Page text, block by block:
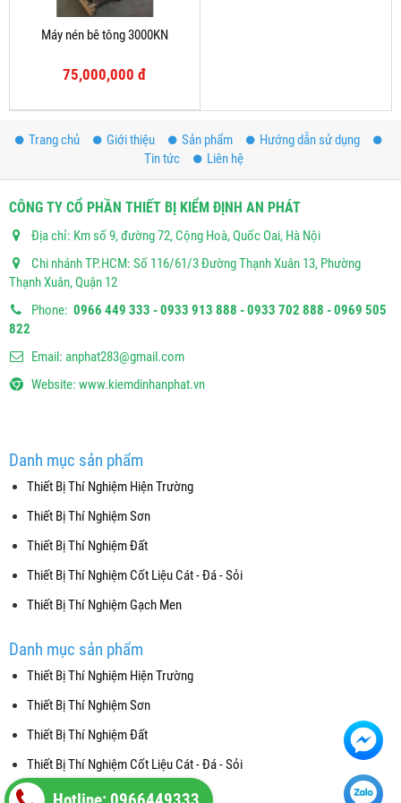
Máy nén bê tông 3000KN
75,000,000 đ
Trang chủ Giới thiệu Sản phẩm
Hướng dẫn sử dụng
Tin tức
Liên hệ
CÔNG TY CỔ PHẦN THIẾT BỊ KIỂM ĐỊNH AN PHÁT
Địa chỉ: Km số 9, đường 72, Cộng Hoà, Quốc Oai, Hà Nội
Chi nhánh TP.HCM: Số 116/61/3 Đường Thạnh Xuân 13, Phường
Thạnh Xuân, Quận 12
Phone: 0966 449 333 - 0933 913 888 - 0933 702 888 - 0969 505
822
Email: anphat283@gmail.com
Website: www.kiemdinhanphat.vn
Danh mục sản phẩm
Thiết Bị Thí Nghiệm Hiện Trường
Thiết Bị Thí Nghiệm Sơn
Thiết Bị Thí Nghiệm Đất
Thiết Bị Thí Nghiệm Cốt Liệu Cát - Đá - Sỏi
Thiết Bị Thí Nghiệm Gạch Men
Danh mục sản phẩm
Thiết Bị Thí Nghiệm Hiện Trường
Thiết Bị Thí Nghiệm Sơn
Thiết Bị Thí Nghiệm Đất
Thiết Bị Thí Nghiệm Cốt Liệu Cát - Đá - Sỏi
Thiết Bị Thí Nghiệm Gạch Men